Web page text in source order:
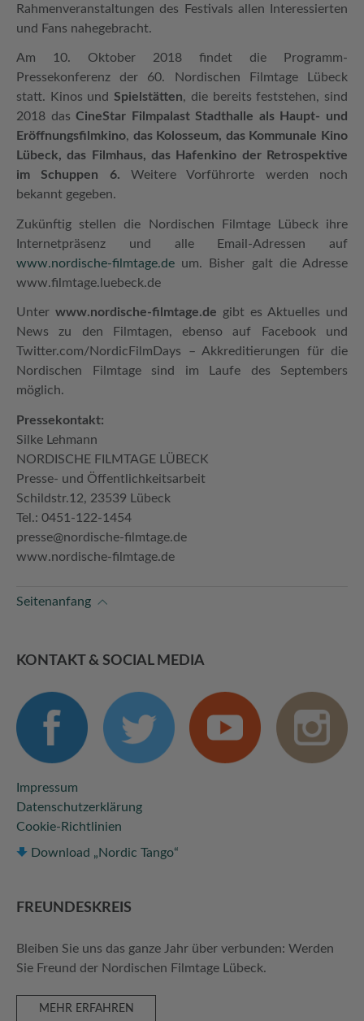
Rahmenveranstaltungen des Festivals allen Interessierten
und Fans nahegebracht.
Am 10. Oktober 2018 findet die Programm-
Pressekonferenz der 60. Nordischen Filmtage Lübeck
statt. Kinos undSpielstätten, die bereits feststehen, sind
2018 dasCineStar Filmpalast Stadthalle als Haupt- und
Eröffnungsfilmkino, das Kolosseum, das Kommunale Kino
Lübeck, das Filmhaus, das Hafenkino der Retrospektive
im Schuppen 6. Weitere Vorführorte werden noch
bekannt gegeben.
Zukünftig stellen die Nordischen Filmtage Lübeck ihre
Internetpräsenz und alle Email-Adressen auf
www.nordische-filmtage.de um. Bisher galt die Adresse
www.filmtage.luebeck.de
Unter www.nordische-filmtage.de gibt es Aktuelles und
News zu den Filmtagen, ebenso auf Facebook und
Twitter.com/NordicFilmDays – Akkreditierungen für die
Nordischen Filmtage sind im Laufe des Septembers
möglich.
Pressekontakt:
Silke Lehmann
NORDISCHE FILMTAGE LÜBECK
Presse- und Öffentlichkeitsarbeit
Schildstr.12, 23539 Lübeck
Tel.: 0451-122-1454
presse@nordische-filmtage.de
www.nordische-filmtage.de
Seitenanfang
KONTAKT & SOCIAL MEDIA
Impressum
Datenschutzerklärung
Cookie-Richtlinien
Download „Nordic Tango“
FREUNDES­KREIS
Bleiben Sie uns das ganze Jahr über verbunden: Werden
Sie Freund der Nordischen Filmtage Lübeck.
MEHR ERFAHREN